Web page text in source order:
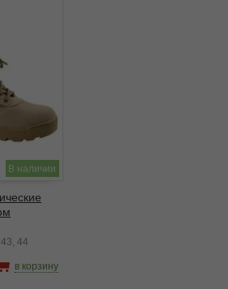
В наличии
43 44
в корзину